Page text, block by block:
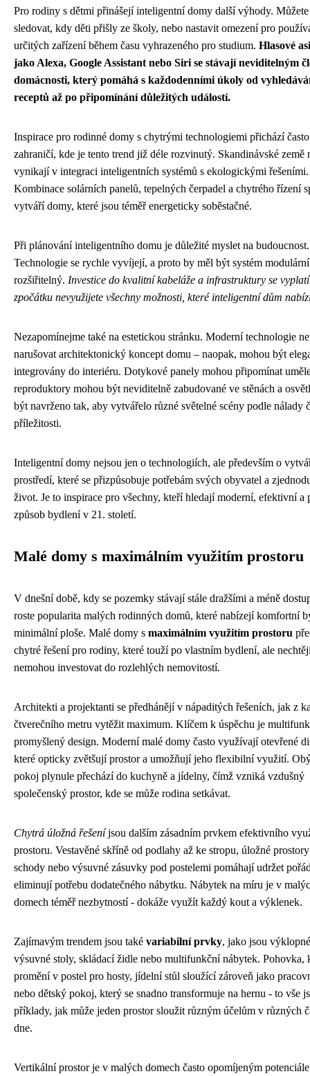
Pro rodiny s dětmi přinášejí inteligentní domy další výhody.
sledovat, kdy děti přišly ze školy, nebo nastavit omezení pro
určitých zařízení během času vyhrazeného pro studium. Hlasové
jako Alexa, Google Assistant nebo Siri se stávají neviditelným
domácnosti, který pomáhá s každodenními úkoly od
receptů až po připomínání důležitých událostí.
Inspirace pro rodinné domy s chytrými technologiemi přichází
zahraničí, kde je tento trend již déle rozvinutý. Skandinávské země
vynikají v integraci inteligentních systémů s ekologickými řešeními.
Kombinace solárních panelů, tepelných čerpadel a chytrého řízení
vytváří domy, které jsou téměř energeticky soběstačné.
Při plánování inteligentního domu je důležité myslet na budoucnost.
Technologie se rychle vyvíjejí, a proto by měl být systém modulární
rozšiřitelný. Investice do kvalitní kabeláže a infrastruktury se
zpočátku nevyužijete všechny možnosti, které inteligentní dům
Nezapomínejme také na estetickou stránku. Moderní technologie
narušovat architektonický koncept domu – naopak, mohou být
integrovány do interiéru. Dotykové panely mohou připomínat
reproduktory mohou být neviditelně zabudované ve stěnách a
být navrženo tak, aby vytvářelo různé světelné scény podle nálady
příležitosti.
Inteligentní domy nejsou jen o technologiích, ale především o
prostředí, které se přizpůsobuje potřebám svých obyvatel a
život. Je to inspirace pro všechny, kteří hledají moderní, efektivní a
způsob bydlení v 21. století.
Malé domy s maximálním využitím prostoru
V dnešní době, kdy se pozemky stávají stále dražšími a méně
roste popularita malých rodinných domů, které nabízejí komfortní
minimální ploše. Malé domy s maximálním využitím prostoru
chytré řešení pro rodiny, které touží po vlastním bydlení, ale
nemohou investovat do rozlehlých nemovitostí.
Architekti a projektanti se předhánějí v nápaditých řešeních, jak z
čtverečního metru vytěžit maximum. Klíčem k úspěchu je
promyšlený design. Moderní malé domy často využívají otevřené
které opticky zvětšují prostor a umožňují jeho flexibilní využití.
pokoj plynule přechází do kuchyně a jídelny, čímž vzniká vzdušný
společenský prostor, kde se může rodina setkávat.
Chytrá úložná řešeníjsou dalším zásadním prvkem efektivního
prostoru. Vestavěné skříně od podlahy až ke stropu, úložné
schody nebo výsuvné zásuvky pod postelemi pomáhají udržet
eliminují potřebu dodatečného nábytku. Nábytek na míru je v
domech téměř nezbytností - dokáže využít každý kout a výklenek.
Zajímavým trendem jsou také variabilní prvky, jako jsou
výsuvné stoly, skládací židle nebo multifunkční nábytek. Pohovka,
promění v postel pro hosty, jídelní stůl sloužící zároveň jako
nebo dětský pokoj, který se snadno transformuje na hernu - to vše
příklady, jak může jeden prostor sloužit různým účelům v různých
dne.
Vertikální prostor je v malých domech často opomíjeným